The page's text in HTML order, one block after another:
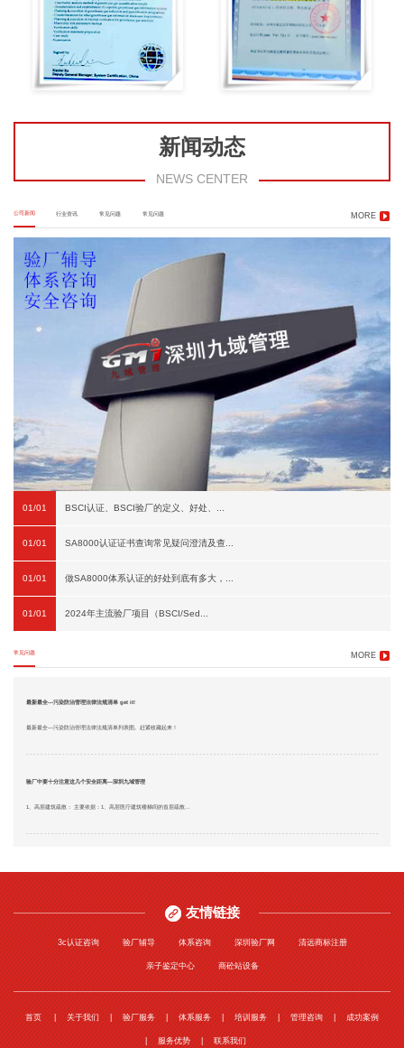
新闻动态
NEWS CENTER
公司新闻 行业资讯 常见问题 常见问题 MORE
01/01 BSCI认证、BSCI验厂的定义、好处、...
01/01 SA8000认证证书查询常见疑问澄清及查...
01/01 做SA8000体系认证的好处到底有多大，...
01/01 2024年主流验厂项目（BSCI/Sed...
常见问题 MORE
最新最全—污染防治管理法律法规清单 get it!
最新最全—污染防治管理法律法规清单列表图。赶紧收藏起来！
验厂中要十分注意这几个安全距离—深圳九域管理
1、高层建筑疏散： 主要依据：1、高层医疗建筑楼梯间的首层疏散...
友情链接
3c认证咨询 验厂辅导 体系咨询 深圳验厂网 清远商标注册
亲子鉴定中心 商砼站设备
首页 关于我们 验厂服务 体系服务 培训服务 管理咨询 成功案例
服务优势 联系我们